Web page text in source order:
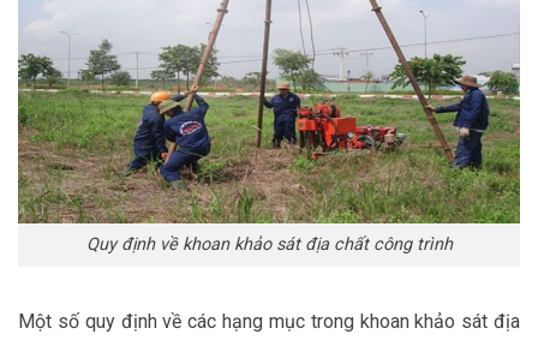
Quy định về khoan khảo sát địa chất công trình
Một số quy định về các hạng mục trong khoan khảo sát địa